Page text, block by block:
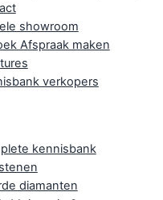
showroom
Afspraak maken
verkopers
kennisbank
diamanten